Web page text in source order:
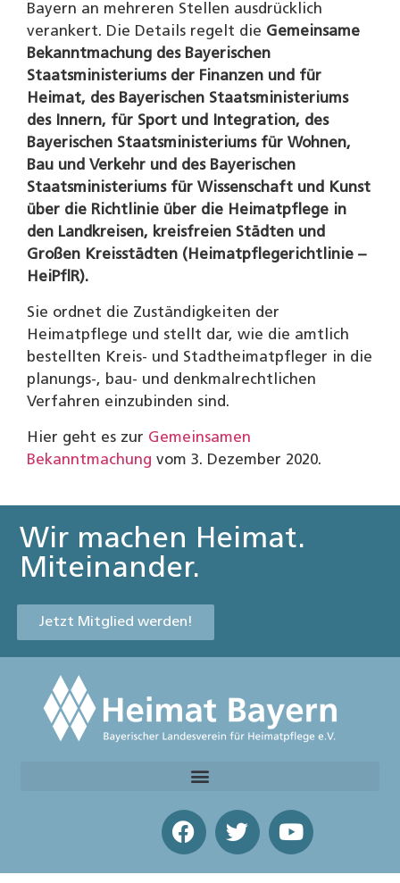
Bayern an mehreren Stellen ausdrücklich
verankert. Die Details regelt die Gemeinsame
Bekanntmachung des Bayerischen
Staatsministeriums der Finanzen und für
Heimat, des Bayerischen Staatsministeriums
des Innern, für Sport und Integration, des
Bayerischen Staatsministeriums für Wohnen,
Bau und Verkehr und des Bayerischen
Staatsministeriums für Wissenschaft und Kunst
über die Richtlinie über die Heimatpflege in
den Landkreisen, kreisfreien Städten und
Großen Kreisstädten (Heimatpflegerichtlinie –
HeiPflR).
Sie ordnet die Zuständigkeiten der
Heimatpflege und stellt dar, wie die amtlich
bestellten Kreis- und Stadtheimatpfleger in die
planungs-, bau- und denkmalrechtlichen
Verfahren einzubinden sind.
Hier geht es zur Gemeinsamen
Bekanntmachung vom 3. Dezember 2020.
Wir machen Heimat.
Miteinander.
Jetzt Mitglied werden!